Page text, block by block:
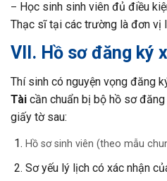
– Học sinh sinh viên đủ điều
Thạc sĩ tại các trường là đơn vị
VII. Hồ sơ đăng ký
Thí sinh có nguyện vọng đăng
Tài cần chuẩn bị bộ hồ sơ
giấy tờ sau:
Hồ sơ sinh viên (theo mẫu
Sơ yếu lý lịch có xác nhận